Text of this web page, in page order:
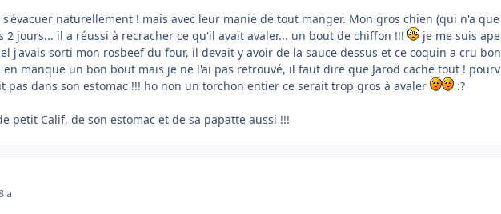
naturellement ! mais avec leur manie de tout manger. Mon gros chien (qui n'a
jours... il a réussi à recracher ce qu'il avait avaler... un bout de chiffon !!!
je me suis
j'avais sorti mon rosbeef du four, il devait y avoir de la sauce dessus et ce coquin a cru
manque un bon bout mais je ne l'ai pas retrouvé, il faut dire que Jarod cache tout !
pas dans son estomac !!! ho non un torchon entier ce serait trop gros à avaler
:?
petit Calif, de son estomac et de sa papatte aussi !!!
a